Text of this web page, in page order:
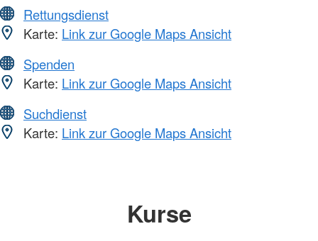
Rettungsdienst
Karte: Link zur Google Maps Ansicht
Spenden
Karte: Link zur Google Maps Ansicht
Suchdienst
Karte: Link zur Google Maps Ansicht
Kurse